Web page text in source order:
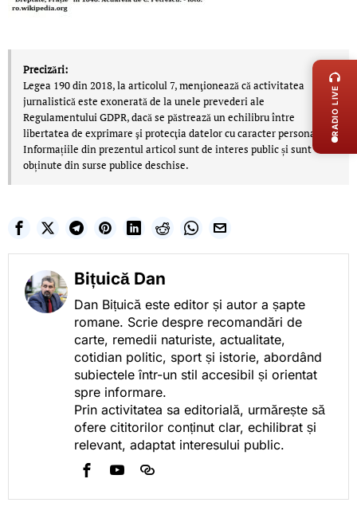
Precizări:
Legea 190 din 2018, la articolul 7, menţionează că activitatea
jurnalistică este exonerată de la unele prevederi ale
Regulamentului GDPR, dacă se păstrează un echilibru între
libertatea de exprimare şi protecţia datelor cu caracter personal.
Informațiile din prezentul articol sunt de interes public și sunt
obținute din surse publice deschise.
Bițuică Dan
Dan Bițuică este editor și autor a șapte
romane. Scrie despre recomandări de
carte, remedii naturiste, actualitate,
cotidian politic, sport și istorie, abordând
subiectele într-un stil accesibil și orientat
spre informare.
Prin activitatea sa editorială, urmărește să
ofere cititorilor conținut clar, echilibrat și
relevant, adaptat interesului public.
RADIO LIVE